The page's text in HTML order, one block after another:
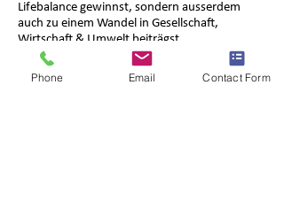
Lifebalance gewinnst, sondern ausserdem
auch zu einem Wandel in Gesellschaft,
Wirtschaft & Umwelt beiträgst.
Im «Jahreskreis Zyklisch Leben »
bist
Phone Email Contact Form